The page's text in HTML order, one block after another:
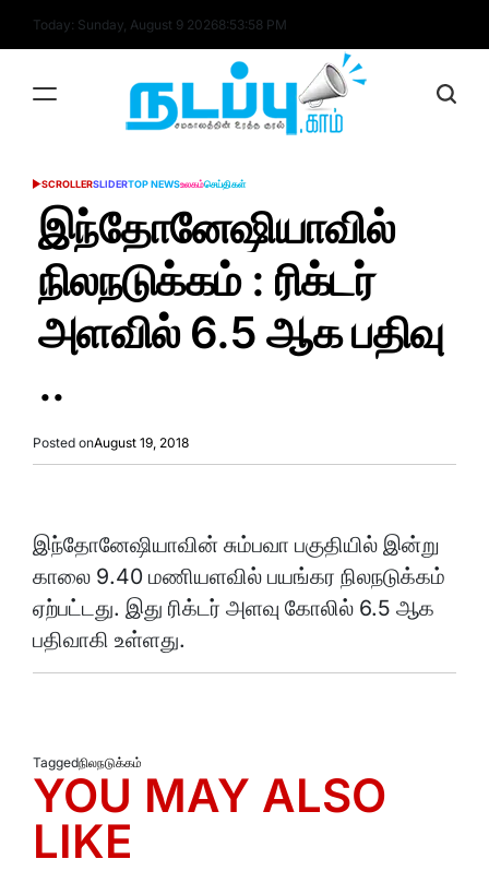
Today: Sunday, August 9 20268:53:59 PM
POSTED
SCROLLERSLIDERTOP NEWSஉலகம்செய்திகள்
இந்தோனேஷியாவில்
நிலநடுக்கம் : ரிக்டர்
அளவில் 6.5 ஆக பதிவு
..
Posted onAugust 19, 2018
இந்தோனேஷியாவின் சும்பவா பகுதியில் இன்று
காலை 9.40 மணியளவில் பயங்கர நிலநடுக்கம்
ஏற்பட்டது. இது ரிக்டர் அளவு கோலில் 6.5 ஆக
பதிவாகி உள்ளது.
Taggedநிலநடுக்கம்
YOU MAY ALSO
LIKE